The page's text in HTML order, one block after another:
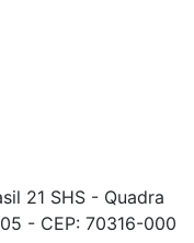
21 SHS - Quadra
- CEP: 70316-000